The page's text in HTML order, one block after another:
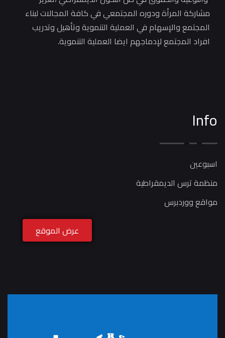
مشاركة المرأة ودوره المجتمعي في كافة المجالات لبناء
المجتمع والإسهام في العملية التنموية وتأهيل وتدريب
افراد المجتمع لإدماجهم ايضا العملية التنموية.
Info
اسبوعين
منظمة ترس الديمقراطية
مواقع ووردبرس
عرض الموقع